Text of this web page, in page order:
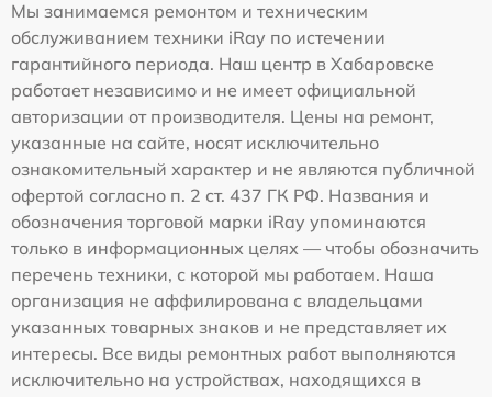
Мы занимаемся ремонтом и техническим
обслуживанием техники iRay по истечении
гарантийного периода. Наш центр в Хабаровске
работает независимо и не имеет официальной
авторизации от производителя. Цены на ремонт,
указанные на сайте, носят исключительно
ознакомительный характер и не являются публичной
офертой согласно п. 2 ст. 437 ГК РФ. Названия и
обозначения торговой марки iRay упоминаются
только в информационных целях — чтобы обозначить
перечень техники, с которой мы работаем. Наша
организация не аффилирована с владельцами
указанных товарных знаков и не представляет их
интересы. Все виды ремонтных работ выполняются
исключительно на устройствах, находящихся в